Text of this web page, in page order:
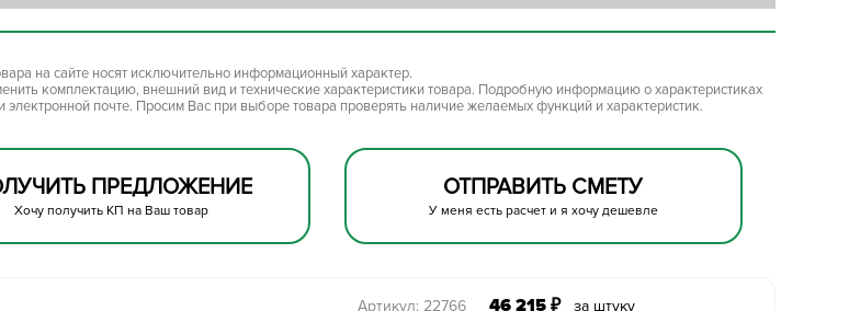
на сайте носят исключительно информационный характер.
комплектацию, внешний вид и технические характеристики товара. Подробную информацию о характеристиках
почте. Просим Вас при выборе товара проверять наличие желаемых функций и характеристик.
ПРЕДЛОЖЕНИЕ
Хочу получить КП на Ваш товар
ОТПРАВИТЬ СМЕТУ
У меня есть расчет и я хочу дешевле
Артикул: 22766 46 215 ₽ за штуку